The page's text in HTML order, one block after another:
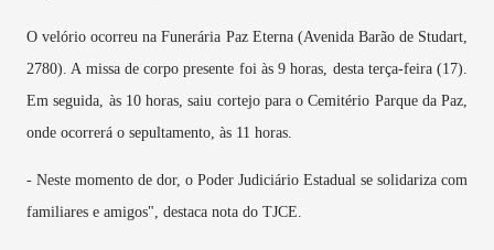
O velório ocorreu na Funerária Paz Eterna (Avenida Barão de Studart,
2780). A missa de corpo presente foi às 9 horas, desta terça-feira (17).
Em seguida, às 10 horas, saiu cortejo para o Cemitério Parque da Paz,
onde ocorrerá o sepultamento, às 11 horas.
- Neste momento de dor, o Poder Judiciário Estadual se solidariza com
familiares e amigos", destaca nota do TJCE.